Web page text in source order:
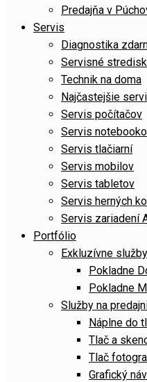
Predajňa v
Servis
Diagnostika
Servisné
Technik na doma
Najčastejšie
Servis počítačov
Servis
Servis tlačiarní
Servis mobilov
Servis tabletov
Servis herných
Servis zariadení
Portfólio
Exkluzívne služby
Pokladne
Pokladne
Služby na
Náplne do
Tlač a
Tlač
Grafický